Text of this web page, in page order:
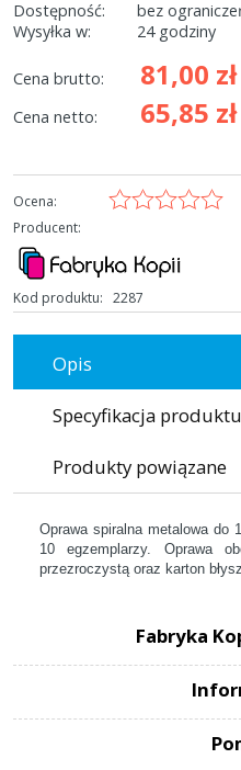
Dostępność:
bez
Wysyłka w:
24 godziny
Cena brutto: 81,00 zł
Cena netto: 65,85 zł
Ocena:
Producent:
Kod produktu: 2287
Opis
Specyfikacja
Produkty powiązane
Oprawa spiralna metalowa do
10 egzemplarzy. Oprawa
przezroczystą oraz karton
Fabryka